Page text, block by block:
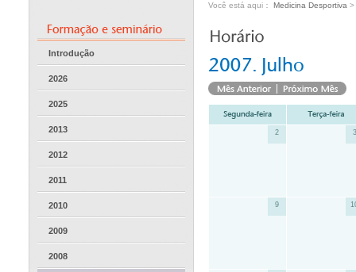
Introdução
2026
2025
2013
2012
2011
2010
2009
2008
Você está aqui： Medicina Desportiva >
2 3
9